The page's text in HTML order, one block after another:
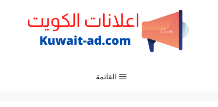
القائمة